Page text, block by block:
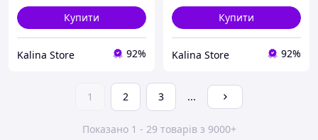
Купити
Kalina Store 92%
Купити
Kalina Store 92%
1 2 3 ...
Показано 1 - 29 товарів з 9000+